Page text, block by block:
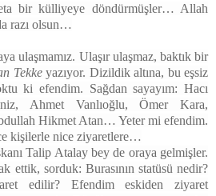
bir külliyeye döndürmüşler… Allah
razı olsun…
ulaşmamız. Ulaşır ulaşmaz, baktık bir
Tekkeyazıyor. Dizildik altına, bu eşsiz
ki efendim. Sağdan sayayım: Hacı
Ahmet Vanlıoğlu, Ömer Kara,
Hikmet Atan… Yeter mi efendim.
kişilerle nice ziyaretlere…
Talip Atalay bey de oraya gelmişler.
ettik, sorduk: Burasının statüsü nedir?
edilir? Efendim eskiden ziyaret